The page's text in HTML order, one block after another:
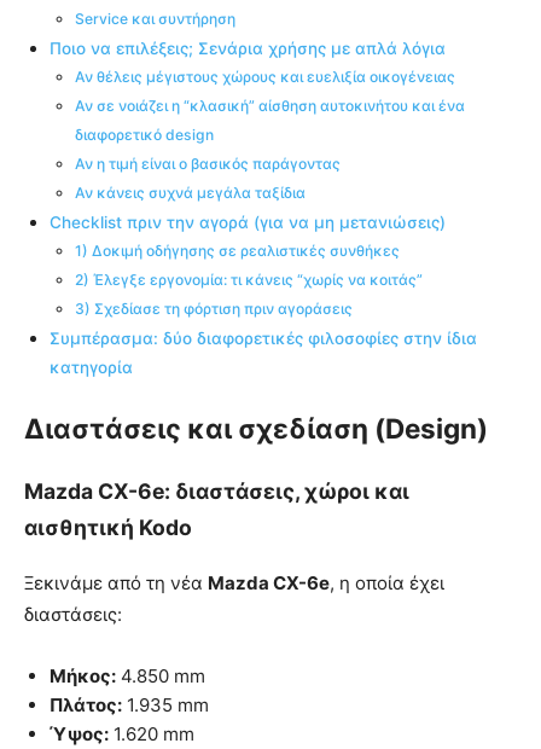
Service και συντήρηση
Ποιο να επιλέξεις; Σενάρια χρήσης με απλά λόγια
Αν θέλεις μέγιστους χώρους και ευελιξία οικογένειας
Αν σε νοιάζει η “κλασική” αίσθηση αυτοκινήτου και ένα
διαφορετικό design
Αν η τιμή είναι ο βασικός παράγοντας
Αν κάνεις συχνά μεγάλα ταξίδια
Checklist πριν την αγορά (για να μη μετανιώσεις)
1) Δοκιμή οδήγησης σε ρεαλιστικές συνθήκες
2) Έλεγξε εργονομία: τι κάνεις “χωρίς να κοιτάς”
3) Σχεδίασε τη φόρτιση πριν αγοράσεις
Συμπέρασμα: δύο διαφορετικές φιλοσοφίες στην ίδια
κατηγορία
Διαστάσεις και σχεδίαση (Design)
Mazda CX-6e: διαστάσεις, χώροι και
αισθητική Kodo
Ξεκινάμε από τη νέα Mazda CX-6e, η οποία έχει
διαστάσεις:
Μήκος: 4.850 mm
Πλάτος: 1.935 mm
Ύψος: 1.620 mm